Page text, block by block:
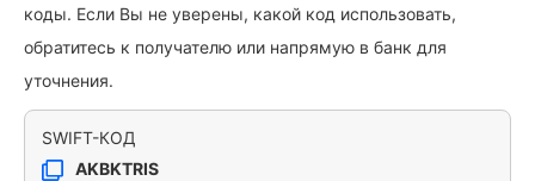
коды. Если Вы не уверены, какой код использовать,
обратитесь к получателю или напрямую в банк для
уточнения.
SWIFT-КОД
AKBKTRIS